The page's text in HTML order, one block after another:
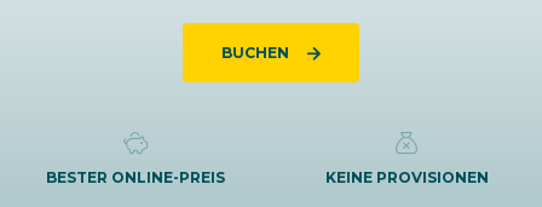
BUCHEN
BESTER ONLINE-PREIS KEINE PROVISIONEN